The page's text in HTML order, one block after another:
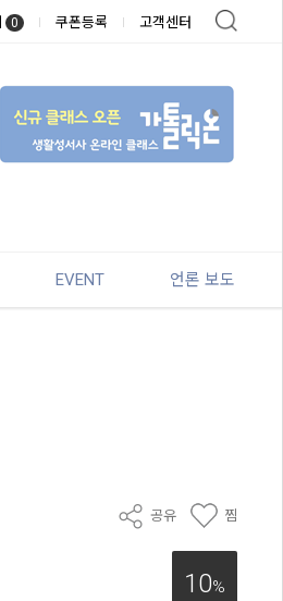
0 쿠폰등록 고객센터
EVENT 언론 보도
공유 찜
10%